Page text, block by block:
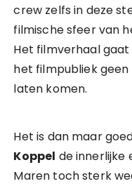
crew zelfs in deze
filmische sfeer van
Het filmverhaal
het filmpubliek
laten komen.
Het is dan maar
Koppel de innerlijke
Maren toch sterk